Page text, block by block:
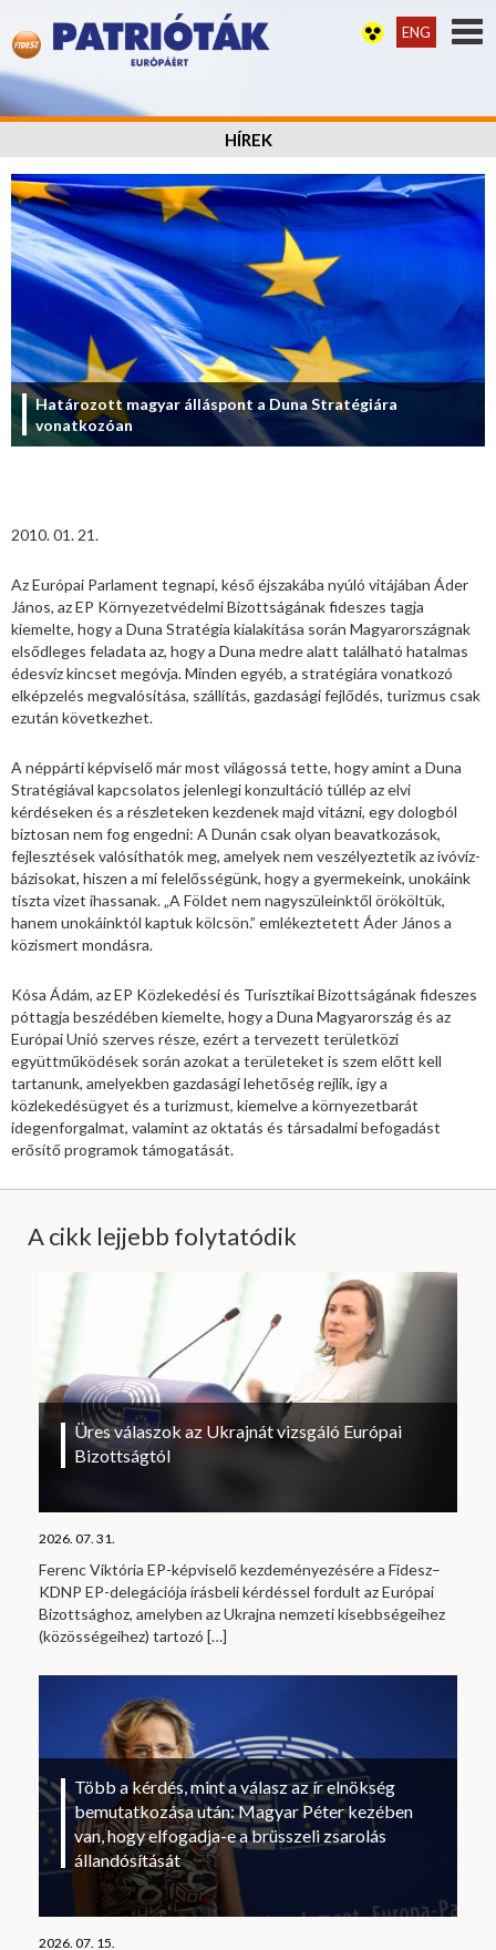
ENG
HÍREK
Határozott magyar álláspont a Duna Stratégiára
vonatkozóan
2010. 01. 21.
Az Európai Parlament tegnapi, késő éjszakába nyúló vitájában Áder
János, az EP Környezetvédelmi Bizottságának fideszes tagja
kiemelte, hogy a Duna Stratégia kialakítása során Magyarországnak
elsődleges feladata az, hogy a Duna medre alatt található hatalmas
édesvíz kincset megóvja. Minden egyéb, a stratégiára vonatkozó
elképzelés megvalósítása, szállítás, gazdasági fejlődés, turizmus csak
ezután következhet.
A néppárti képviselő már most világossá tette, hogy amint a Duna
Stratégiával kapcsolatos jelenlegi konzultáció túllép az elvi
kérdéseken és a részleteken kezdenek majd vitázni, egy dologból
biztosan nem fog engedni: A Dunán csak olyan beavatkozások,
fejlesztések valósíthatók meg, amelyek nem veszélyeztetik az ivóvíz-
bázisokat, hiszen a mi felelősségünk, hogy a gyermekeink, unokáink
tiszta vizet ihassanak. „A Földet nem nagyszüleinktől örököltük,
hanem unokáinktól kaptuk kölcsön.” emlékeztetett Áder János a
közismert mondásra.
Kósa Ádám, az EP Közlekedési és Turisztikai Bizottságának fideszes
póttagja beszédében kiemelte, hogy a Duna Magyarország és az
Európai Unió szerves része, ezért a tervezett területközi
együttműködések során azokat a területeket is szem előtt kell
tartanunk, amelyekben gazdasági lehetőség rejlik, így a
közlekedésügyet és a turizmust, kiemelve a környezetbarát
idegenforgalmat, valamint az oktatás és társadalmi befogadást
erősítő programok támogatását.
A cikk lejjebb folytatódik
Üres válaszok az Ukrajnát vizsgáló Európai
Bizottságtól
2026. 07. 31.
Ferenc Viktória EP-képviselő kezdeményezésére a Fidesz–
KDNP EP-delegációja írásbeli kérdéssel fordult az Európai
Bizottsághoz, amelyben az Ukrajna nemzeti kisebbségeihez
(közösségeihez) tartozó […]
Több a kérdés, mint a válasz az ír elnökség
bemutatkozása után: Magyar Péter kezében
van, hogy elfogadja-e a brüsszeli zsarolás
állandósítását
2026. 07. 15.